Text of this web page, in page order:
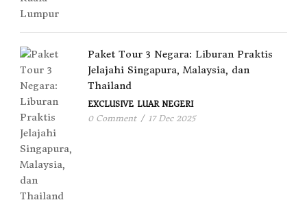
Paket Tour 3 Negara: Liburan Praktis
Jelajahi Singapura, Malaysia, dan
Thailand
EXCLUSIVE LUAR NEGERI
0 Comment / 17 Dec 2025